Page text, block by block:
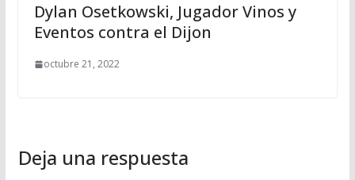
Dylan Osetkowski, Jugador Vinos y
Eventos contra el Dijon
octubre 21, 2022
Deja una respuesta